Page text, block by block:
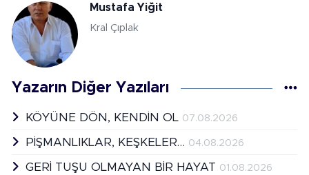
Mustafa Yiğit
Kral Çıplak
Yazarın Diğer Yazıları
KÖYÜNE DÖN, KENDİN OL 07.08.2026
PİŞMANLIKLAR, KEŞKELER… 04.08.2026
GERİ TUŞU OLMAYAN BİR HAYAT 01.08.2026